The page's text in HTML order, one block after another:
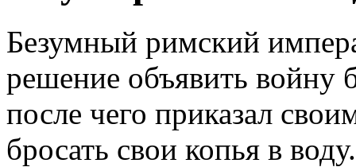
Безумный римский
решение объявить
после чего приказал
бросать свои копья в воду.